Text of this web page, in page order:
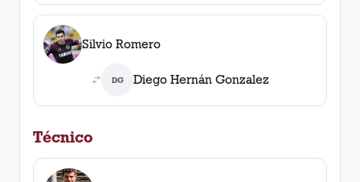
Silvio Romero
DG Diego Hernán Gonzalez
Técnico